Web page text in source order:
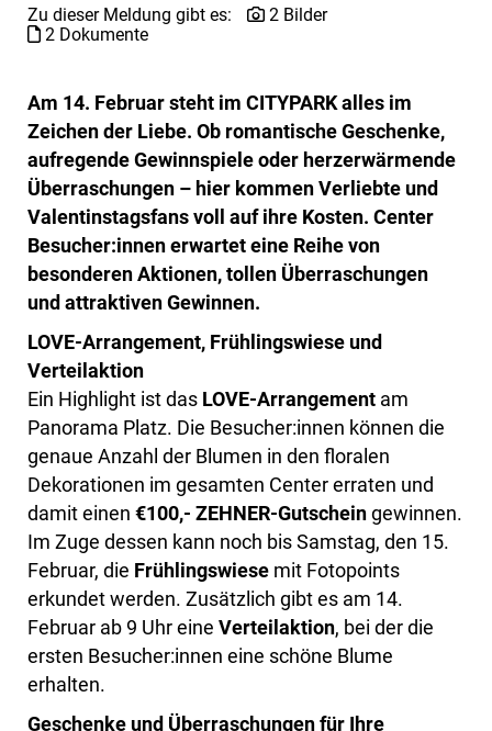
Zu dieser Meldung gibt es:
2 Bilder
2 Dokumente
Am 14. Februar steht im CITYPARK alles im
Zeichen der Liebe. Ob romantische Geschenke,
aufregende Gewinnspiele oder herzerwärmende
Überraschungen – hier kommen Verliebte und
Valentinstagsfans voll auf ihre Kosten. Center
Besucher:innen erwartet eine Reihe von
besonderen Aktionen, tollen Überraschungen
und attraktiven Gewinnen.
LOVE-Arrangement, Frühlingswiese und
Verteilaktion
Ein Highlight ist das LOVE-Arrangement am
Panorama Platz. Die Besucher:innen können die
genaue Anzahl der Blumen in den floralen
Dekorationen im gesamten Center erraten und
damit einen €100,- ZEHNER-Gutscheingewinnen.
Im Zuge dessen kann noch bis Samstag, den 15.
Februar, die Frühlingswiese mit Fotopoints
erkundet werden. Zusätzlich gibt es am 14.
Februar ab 9 Uhr eine Verteilaktion, bei der die
ersten Besucher:innen eine schöne Blume
erhalten.
Geschenke und Überraschungen für Ihre